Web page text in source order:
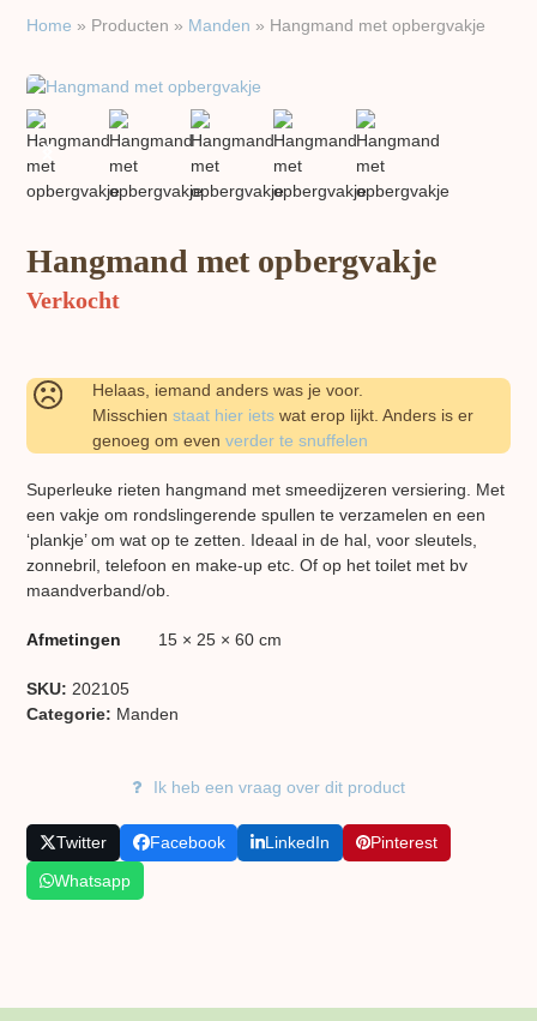
Home » Producten » Manden » Hangmand met opbergvakje
previous
slide
slide
Hangmand met opbergvakje
Verkocht
Helaas, iemand anders was je voor.
Misschienstaat hier iets wat erop lijkt. Anders is er
genoeg om evenverder te snuffelen
Superleuke rieten hangmand met smeedijzeren versiering. Met
een vakje om rondslingerende spullen te verzamelen en een
‘plankje’ om wat op te zetten. Ideaal in de hal, voor sleutels,
zonnebril, telefoon en make-up etc. Of op het toilet met bv
maandverband/ob.
Afmetingen 15 × 25 × 60 cm
SKU: 202105
Categorie: Manden
Ik heb een vraag over dit product
Twitter Facebook LinkedIn
Pinterest
Whatsapp